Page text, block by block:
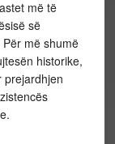
më të
së
më shumë
historike,
prejardhjen